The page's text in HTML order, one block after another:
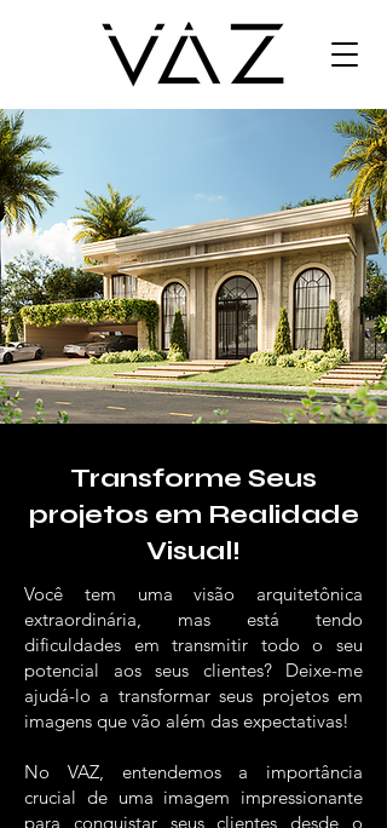
Transforme Seus
projetos em Realidade
Visual!
Você tem uma visão arquitetônica
extraordinária, mas está tendo
dificuldades em transmitir todo o seu
potencial aos seus clientes? Deixe-me
ajudá-lo a transformar seus projetos em
imagens que vão além das expectativas!
No VAZ, entendemos a importância
crucial de uma imagem impressionante
para conquistar seus clientes desde o